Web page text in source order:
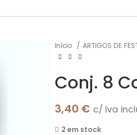
Início ARTIGOS DE
Conj. 8
3,40 € c/ Iva
2 em stock